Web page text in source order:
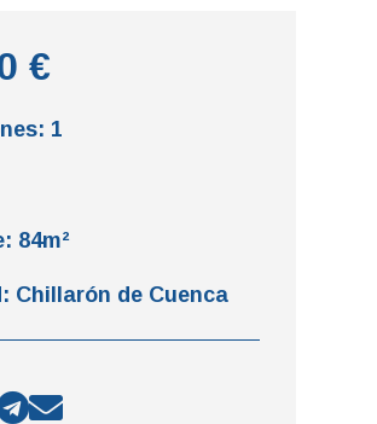
€
: 1
: 84m²
: Chillarón de Cuenca